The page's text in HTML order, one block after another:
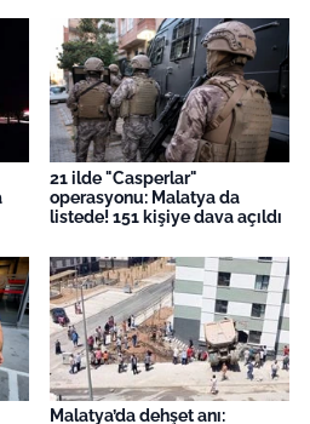
21 ilde "Casperlar"
operasyonu: Malatya da
listede! 151 kişiye dava açıldı
Malatya’da dehşet anı: